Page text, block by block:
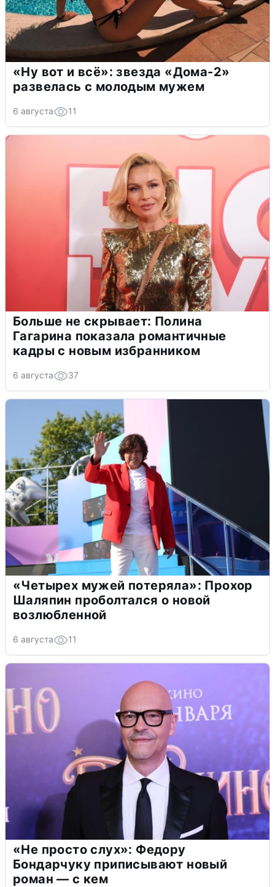
«Ну вот и всё»: звезда «Дома-2»
развелась с молодым мужем
6 августа 11
Больше не скрывает: Полина
Гагарина показала романтичные
кадры с новым избранником
6 августа 37
«Четырех мужей потеряла»: Прохор
Шаляпин проболтался о новой
возлюбленной
6 августа 11
«Не просто слух»: Федору
Бондарчуку приписывают новый
роман — с кем